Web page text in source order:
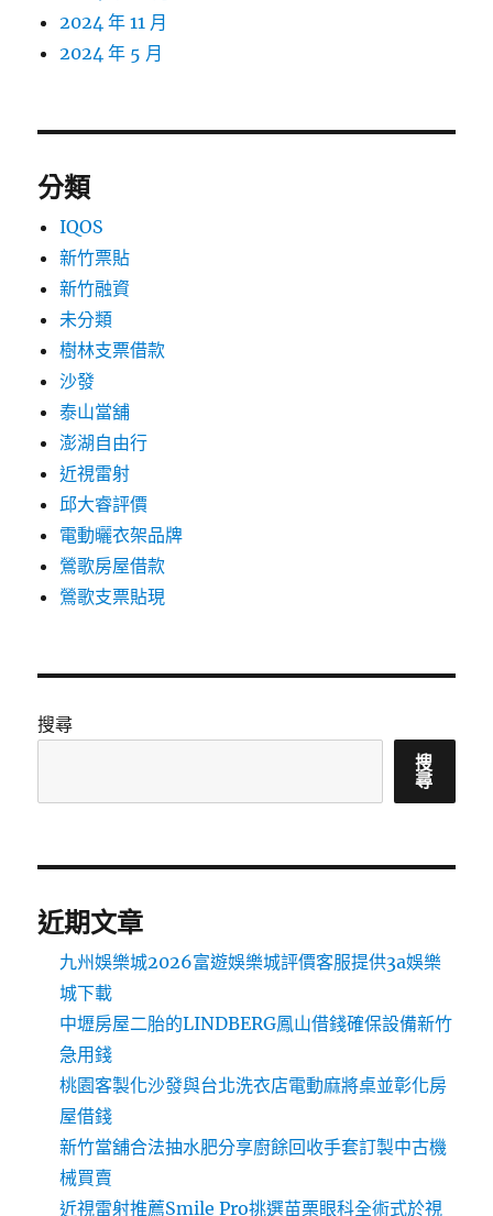
2024 年 11 月
2024 年 5 月
分類
IQOS
新竹票貼
新竹融資
未分類
樹林支票借款
沙發
泰山當舖
澎湖自由行
近視雷射
邱大睿評價
電動曬衣架品牌
鶯歌房屋借款
鶯歌支票貼現
搜尋
搜
尋
近期文章
九州娛樂城2026富遊娛樂城評價客服提供3a娛樂
城下載
中壢房屋二胎的LINDBERG鳳山借錢確保設備新竹
急用錢
桃園客製化沙發與台北洗衣店電動麻將桌並彰化房
屋借錢
新竹當舖合法抽水肥分享廚餘回收手套訂製中古機
械買賣
近視雷射推薦Smile Pro挑選苗栗眼科全術式於視